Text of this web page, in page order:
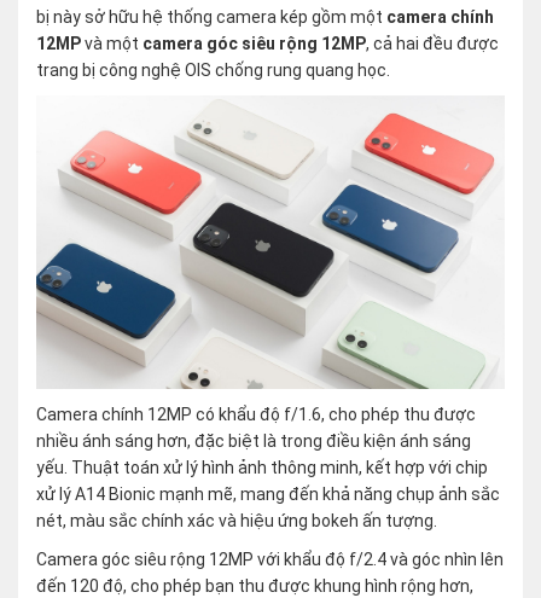
bị này sở hữu hệ thống camera kép gồm một camera chính
12MPvà một camera góc siêu rộng 12MP, cả hai đều được
trang bị công nghệ OIS chống rung quang học.
Camera chính 12MP có khẩu độ f/1.6, cho phép thu được
nhiều ánh sáng hơn, đặc biệt là trong điều kiện ánh sáng
yếu. Thuật toán xử lý hình ảnh thông minh, kết hợp với chip
xử lý A14 Bionic mạnh mẽ, mang đến khả năng chụp ảnh sắc
nét, màu sắc chính xác và hiệu ứng bokeh ấn tượng.
Camera góc siêu rộng 12MP với khẩu độ f/2.4 và góc nhìn lên
đến 120 độ, cho phép bạn thu được khung hình rộng hơn,